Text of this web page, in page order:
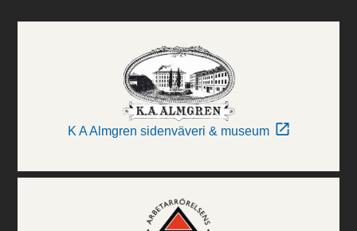
K A Almgren sidenväveri & museum